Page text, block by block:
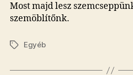
Most majd lesz
szemöblítőnk.
CímkékEgyéb